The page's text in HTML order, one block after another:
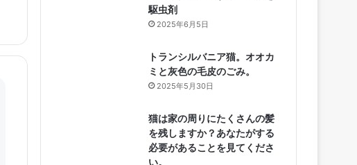
駆虫剤
2025年6月5日
トランシルバニア猫。オオカ
ミと灰色の毛皮のごみ。
2025年5月30日
猫は家の周りにたくさんの髪
を残しますか？あなたがする
必要があることを見てくださ
い。